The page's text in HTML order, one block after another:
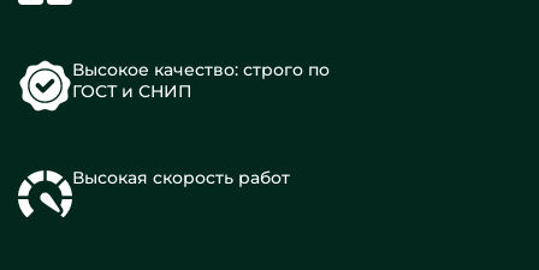
Высокое качество: строго по
ГОСТ и СНИП
Высокая скорость работ